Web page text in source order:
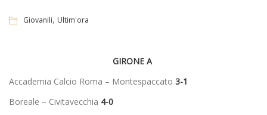
Giovanili, Ultim'ora
GIRONE A
Accademia Calcio Roma – Montespaccato 3-1
Boreale – Civitavecchia 4-0